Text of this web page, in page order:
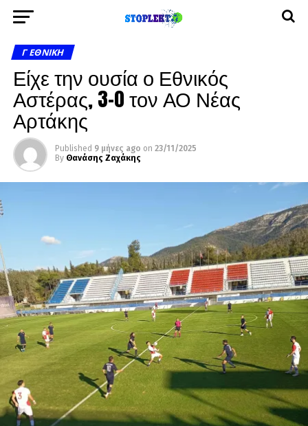
Γ ΕΘΝΙΚΉ
Είχε την ουσία ο Εθνικός
Αστέρας, 3-0 τον ΑΟ Νέας
Αρτάκης
Published 9 μήνες ago on 23/11/2025
By Θανάσης Ζαχάκης